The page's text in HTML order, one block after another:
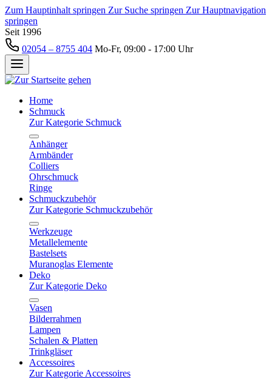
Zum Hauptinhalt springen Zur Suche springen Zur Hauptnavigation
springen
Seit 1996
02054 – 8755 404 Mo-Fr, 09:00 - 17:00 Uhr
Home
Schmuck
Zur Kategorie Schmuck
Anhänger
Armbänder
Colliers
Ohrschmuck
Ringe
Schmuckzubehör
Zur Kategorie Schmuckzubehör
Werkzeuge
Metallelemente
Bastelsets
Muranoglas Elemente
Deko
Zur Kategorie Deko
Vasen
Bilderrahmen
Lampen
Schalen & Platten
Trinkgläser
Accessoires
Zur Kategorie Accessoires